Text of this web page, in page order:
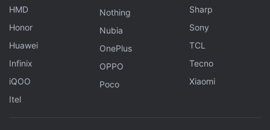
HMD
Honor
Huawei
Infinix
iQOO
Itel
Nothing
Nubia
OnePlus
OPPO
Poco
Sharp
Sony
TCL
Tecno
Xiaomi